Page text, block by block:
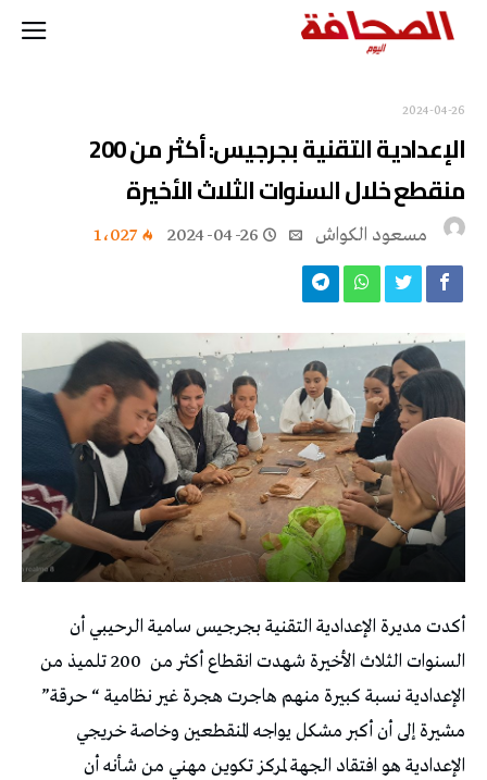
2024-04-26
الإعدادية التقنية بجرجيس: أكثر من 200
منقطع خلال السنوات الثلاث الأخيرة
مسعود الكواش 2024-04-26 1٬027
أكدت مديرة الإعدادية التقنية بجرجيس سامية الرحيبي أن
السنوات الثلاث الأخيرة شهدت انقطاع أكثر من
200 تلميذ من
الإعدادية نسبة كبيرة منهم هاجرت هجرة غير نظامية “ حرقة”
مشيرة إلى أن أكبر مشكل يواجه المنقطعين وخاصة خريجي
الإعدادية هو افتقاد الجهة لمركز تكوين مهني من شأنه أن